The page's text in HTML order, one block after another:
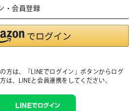
・会員登録
方は、「LINEでログイン」ボタンからログ
は、
LINEと会員連携をしてください。